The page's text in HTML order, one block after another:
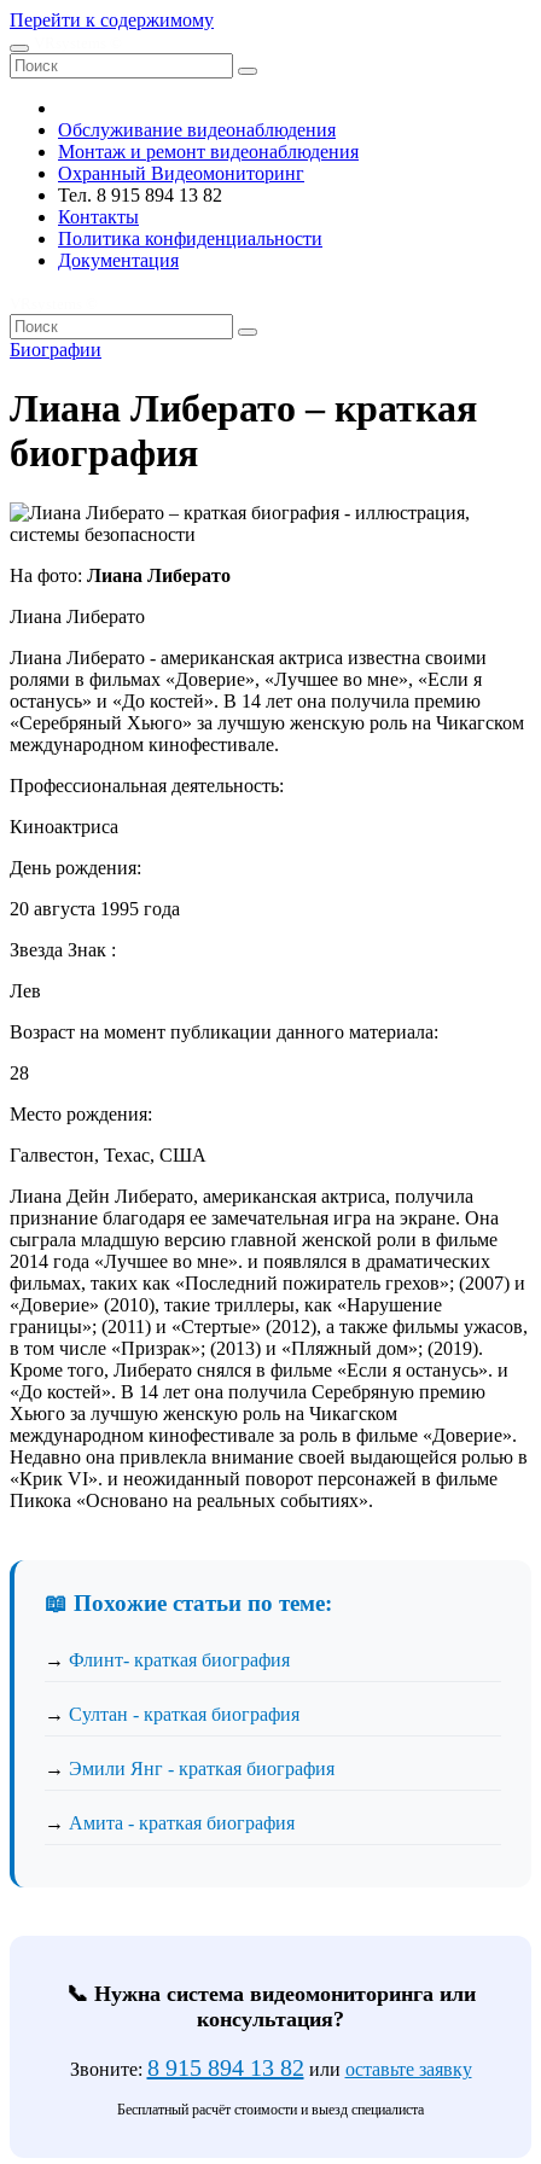
Перейти к содержимому
Обслуживание видеонаблюдения
Монтаж и ремонт видеонаблюдения
Охранный Видеомониторинг
Тел. 8 915 894 13 82
Контакты
Политика конфиденциальности
Документация
Биографии
Лиана Либерато – краткая
биография
На фото: Лиана Либерато
Лиана Либерато
Лиана Либерато - американская актриса известна своими
ролями в фильмах «Доверие», «Лучшее во мне», «Если я
останусь» и «До костей». В 14 лет она получила премию
«Серебряный Хьюго» за лучшую женскую роль на Чикагском
международном кинофестивале.
Профессиональная деятельность:
Киноактриса
День рождения:
20 августа 1995 года
Звезда Знак :
Лев
Возраст на момент публикации данного материала:
28
Место рождения:
Галвестон, Техас, США
Лиана Дейн Либерато, американская актриса, получила
признание благодаря ее замечательная игра на экране. Она
сыграла младшую версию главной женской роли в фильме
2014 года «Лучшее во мне». и появлялся в драматических
фильмах, таких как «Последний пожиратель грехов»; (2007) и
«Доверие» (2010), такие триллеры, как «Нарушение
границы»; (2011) и «Стертые» (2012), а также фильмы ужасов,
в том числе «Призрак»; (2013) и «Пляжный дом»; (2019).
Кроме того, Либерато снялся в фильме «Если я останусь». и
«До костей». В 14 лет она получила Серебряную премию
Хьюго за лучшую женскую роль на Чикагском
международном кинофестивале за роль в фильме «Доверие».
Недавно она привлекла внимание своей выдающейся ролью в
«Крик VI». и неожиданный поворот персонажей в фильме
Пикока «Основано на реальных событиях».
📖 Похожие статьи по теме:
→ Флинт- краткая биография
→ Султан - краткая биография
→ Эмили Янг - краткая биография
→ Амита - краткая биография
📞 Нужна система видеомониторинга или
консультация?
Звоните: 8 915 894 13 82 или оставьте заявку
Бесплатный расчёт стоимости и выезд специалиста